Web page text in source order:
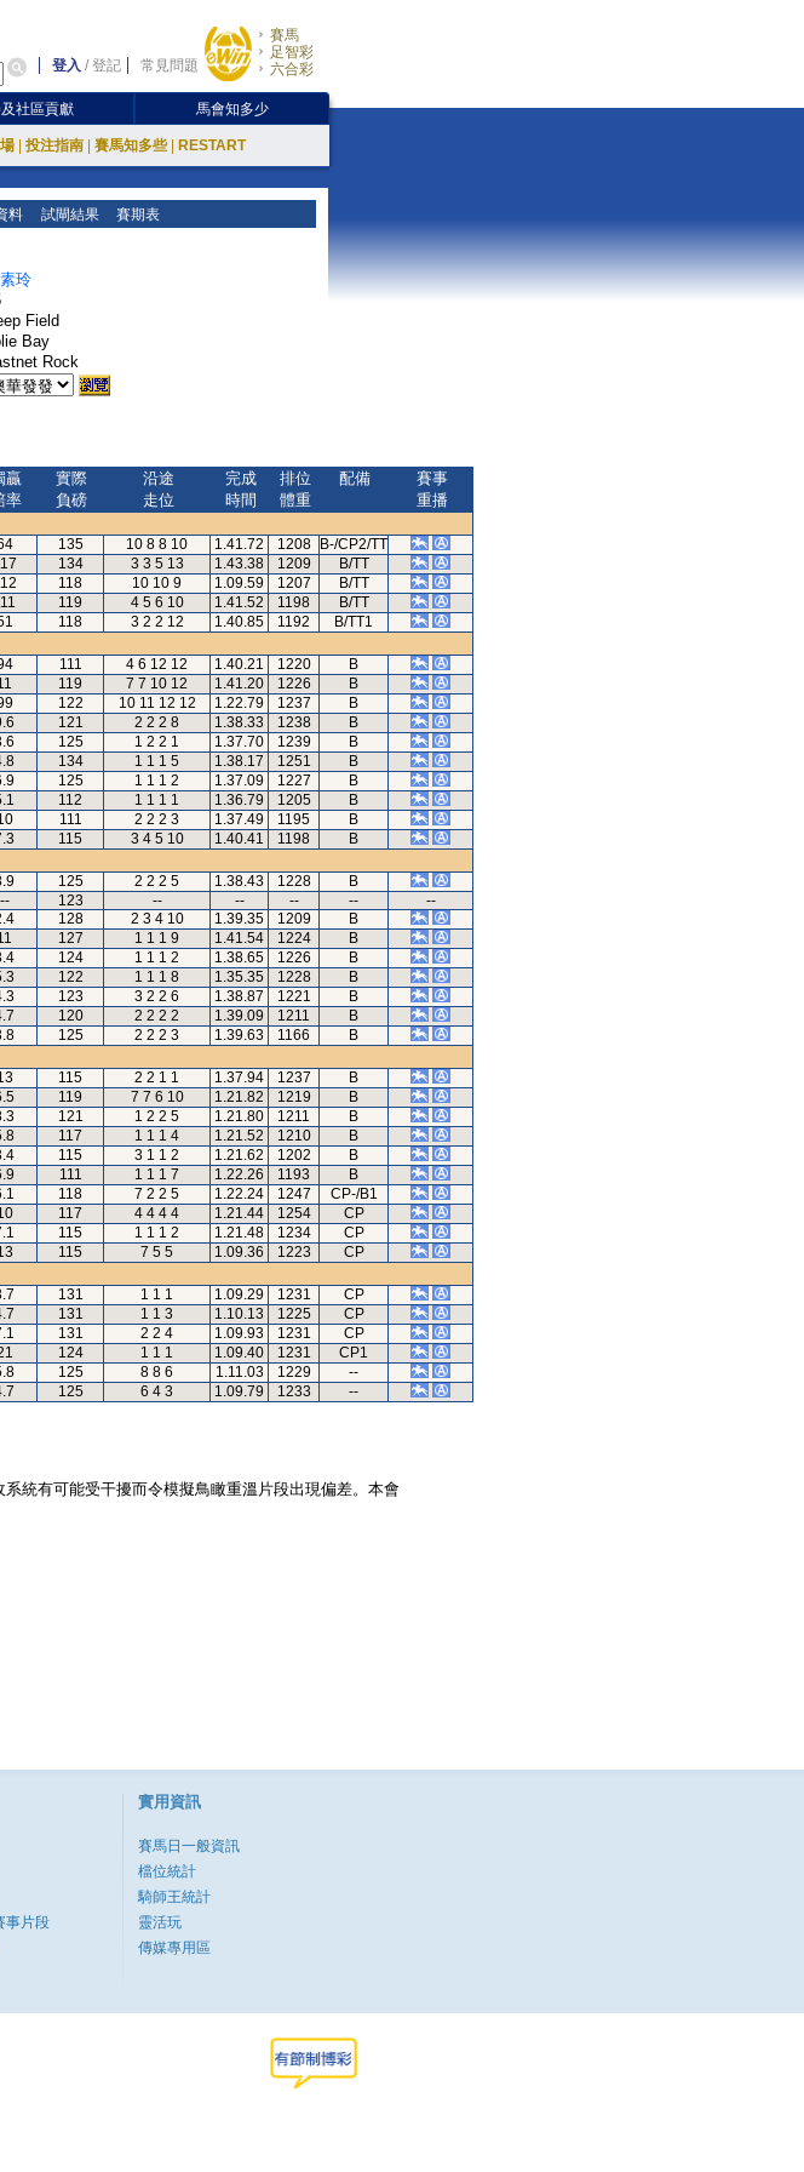
登入 /登記 常見問題
賽馬
足智彩
六合彩
社區貢獻 馬會知多少
投注指南 賽馬知多些 RESTART
料 試閘結果 賽期表
玲
Field
Bay
Rock
贏
率
實際
負磅
沿途
走位
完成
時間
排位
體重
配備
賽事
重播
135 10 8 8 10 1.41.72 1208
B-/CP2/TT
134 3 3 5 13 1.43.38 1209
B/TT
118 10 10 9 1.09.59 1207
B/TT
119 4 5 6 10 1.41.52 1198
B/TT
118 3 2 2 12 1.40.85 1192
B/TT1
111 4 6 12 12 1.40.21 1220
B
119 7 7 10 12 1.41.20 1226
B
122 10 11 12 12 1.22.79 1237
B
121 2 2 2 8 1.38.33 1238
B
125 1 2 2 1 1.37.70 1239
B
134 1 1 1 5 1.38.17 1251
B
125 1 1 1 2 1.37.09 1227
B
112 1 1 1 1 1.36.79 1205
B
111 2 2 2 3 1.37.49 1195
B
115 3 4 5 10 1.40.41 1198
B
125 2 2 2 5 1.38.43 1228
B
-- 123 -- -- -- --
--
128 2 3 4 10 1.39.35 1209
B
127 1 1 1 9 1.41.54 1224
B
124 1 1 1 2 1.38.65 1226
B
122 1 1 1 8 1.35.35 1228
B
123 3 2 2 6 1.38.87 1221
B
120 2 2 2 2 1.39.09 1211
B
125 2 2 2 3 1.39.63 1166
B
115 2 2 1 1 1.37.94 1237
B
119 7 7 6 10 1.21.82 1219
B
121 1 2 2 5 1.21.80 1211
B
117 1 1 1 4 1.21.52 1210
B
115 3 1 1 2 1.21.62 1202
B
111 1 1 1 7 1.22.26 1193
B
118 7 2 2 5 1.22.24 1247
CP-/B1
117 4 4 4 4 1.21.44 1254
CP
115 1 1 1 2 1.21.48 1234
CP
115 7 5 5 1.09.36 1223
CP
131 1 1 1 1.09.29 1231
CP
131 1 1 3 1.10.13 1225
CP
131 2 2 4 1.09.93 1231
CP
124 1 1 1 1.09.40 1231
CP1
125 8 8 6 1.11.03 1229
--
125 6 4 3 1.09.79 1233 --
統有可能受干擾而令模擬鳥瞰重溫片段出現偏差。本會
事片段
實用資訊
賽馬日一般資訊
檔位統計
騎師王統計
靈活玩
傳媒專用區